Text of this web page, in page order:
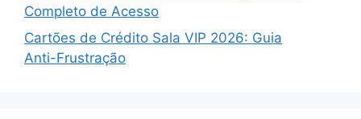
Completo de Acesso
Cartões de Crédito Sala VIP 2026: Guia
Anti-Frustração